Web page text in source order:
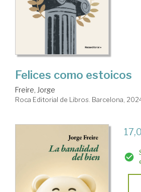
Felices como estoicos
Freire, Jorge
Roca Editorial de Libros. Barcelona,